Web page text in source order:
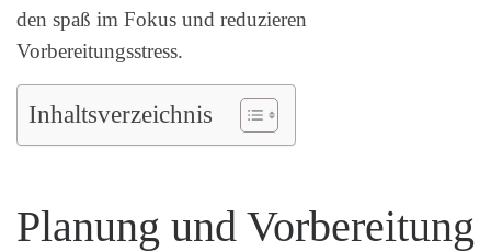
den spaß im Fokus und reduzieren
Vorbereitungsstress.
Inhaltsverzeichnis
Planung und Vorbereitung